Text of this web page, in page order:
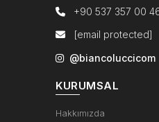
+90 537 357 00
[email protected]
@biancoluccicom
KURUMSAL
Hakkımızda